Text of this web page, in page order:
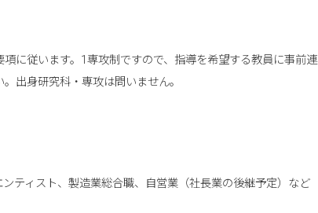
に従います。1専攻制ですので、指導を希望する教員に事前連
出身研究科・専攻は問いません。
ティスト、製造業総合職、自営業（社長業の後継予定）など